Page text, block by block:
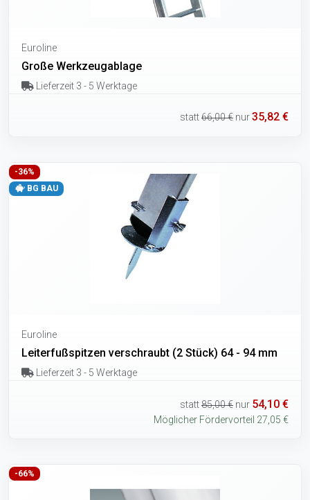
Euroline
Große Werkzeugablage
Lieferzeit 3 - 5 Werktage
statt66,00 € nur35,82 €
-36%
BG BAU
Euroline
Leiterfußspitzen verschraubt (2 Stück) 64 - 94 mm
Lieferzeit 3 - 5 Werktage
statt85,00 € nur 54,10 €
Möglicher Fördervorteil 27,05 €
-66%